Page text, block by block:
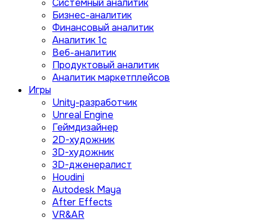
Системный аналитик
Бизнес-аналитик
Финансовый аналитик
Aналитик 1с
Веб-аналитик
Продуктовый аналитик
Аналитик маркетплейсов
Игры
Unity-разработчик
Unreal Engine
Геймдизайнер
2D-художник
3D-художник
3D-дженералист
Houdini
Autodesk Maya
After Effects
VR&AR